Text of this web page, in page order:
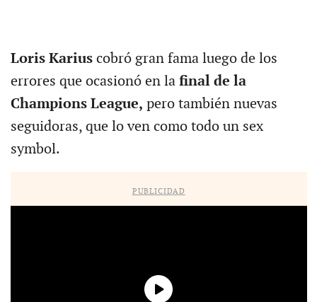
Loris Kariuscobró gran fama luego de los
errores que ocasionó en lafinal de la
Champions League, pero también nuevas
seguidoras, que lo ven como todo un sex
symbol.
PUBLICIDAD